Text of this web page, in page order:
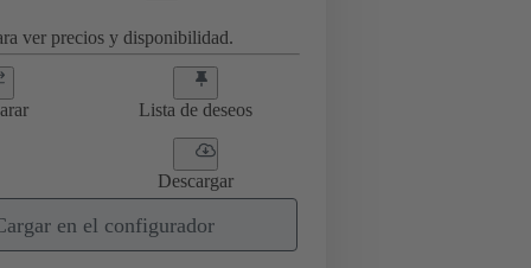
ver precios y disponibilidad.
Lista de deseos
Descargar
en el configurador